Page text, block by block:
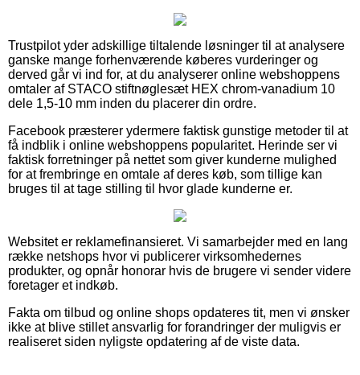
Trustpilot yder adskillige tiltalende løsninger til at analysere
ganske mange forhenværende køberes vurderinger og
derved går vi ind for, at du analyserer online webshoppens
omtaler af STACO stiftnøglesæt HEX chrom-vanadium 10
dele 1,5-10 mm inden du placerer din ordre.
Facebook præsterer ydermere faktisk gunstige metoder til at
få indblik i online webshoppens popularitet. Herinde ser vi
faktisk forretninger på nettet som giver kunderne mulighed
for at frembringe en omtale af deres køb, som tillige kan
bruges til at tage stilling til hvor glade kunderne er.
Websitet er reklamefinansieret. Vi samarbejder med en lang
række netshops hvor vi publicerer virksomhedernes
produkter, og opnår honorar hvis de brugere vi sender videre
foretager et indkøb.
Fakta om tilbud og online shops opdateres tit, men vi ønsker
ikke at blive stillet ansvarlig for forandringer der muligvis er
realiseret siden nyligste opdatering af de viste data.